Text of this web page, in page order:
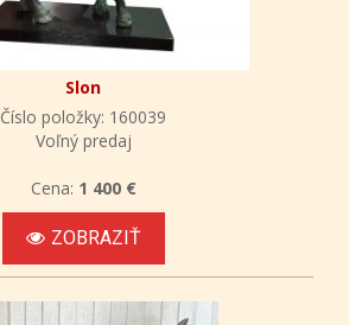
Slon
Číslo položky: 160039
Voľný predaj
Cena: 1 400 €
ZOBRAZIŤ